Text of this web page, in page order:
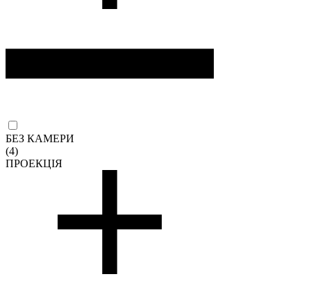
БЕЗ КАМЕРИ
(4)
ПРОЕКЦІЯ